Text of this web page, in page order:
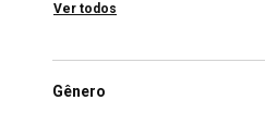
Ver todos
Gênero